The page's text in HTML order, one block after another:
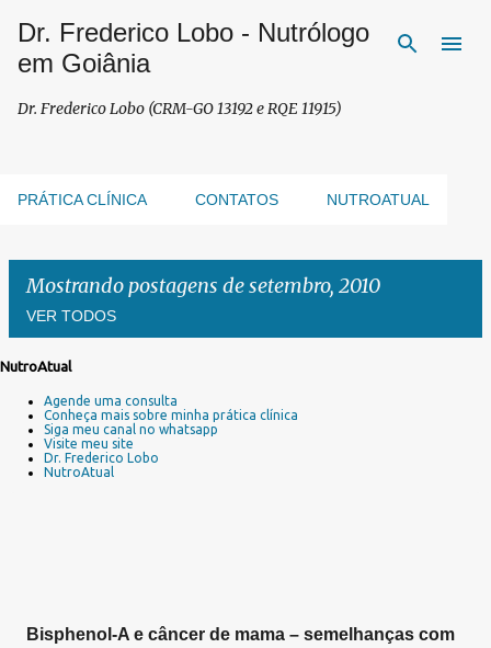
Pular para o conteúdo principal
Dr. Frederico Lobo - Nutrólogo
em Goiânia
Dr. Frederico Lobo (CRM-GO 13192 e RQE 11915)
PRÁTICA CLÍNICA CONTATOS NUTROATUAL
Mostrando postagens de setembro, 2010
VER TODOS
NutroAtual
Agende uma consulta
Conheça mais sobre minha prática clínica
Siga meu canal no whatsapp
Visite meu site
Dr. Frederico Lobo
NutroAtual
Bisphenol-A e câncer de mama – semelhanças com